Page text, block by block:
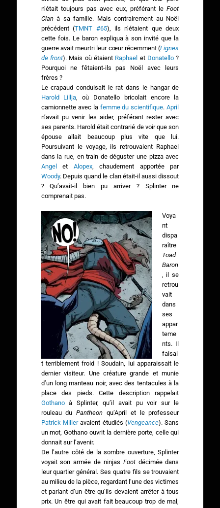
n’était toujours pas avec eux, préférant leFoot
Clanà sa famille. Mais contrairement au Noël
précédent (TMNT #65), ils n’étaient que deux
cette fois. Le baron expliqua à son invité que la
guerre avait meurtri leur cœur récemment (Lignes
de front). Mais où étaient Raphael et Donatello ?
Pourquoi ne fêtaient-ils pas Noël avec leurs
frères ?
Le crapaud conduisait le rat dans le hangar de
Harold Lillja, où Donatello bricolait encore la
camionnette avec la femme du scientifique.April
n’avait pu venir les aider, préférant rester avec
ses parents. Harold était contrarié de voir que son
épouse allait beaucoup plus vite que lui.
Poursuivant le voyage, ils retrouvaient Raphael
dans la rue, en train de déguster une pizza avec
Angel
et Alopex, chaudement apportée par
Woody. Depuis quand le clan était-il aussi dissout
? Qu’avait-il bien pu arriver ? Splinter ne
comprenait pas.
Voya
nt
dispa
raître
Toad
Baron
, il se
retrou
vait
dans
ses
appar
teme
nts. Il
faisai
t terriblement froid ! Soudain, lui apparaissait le
dernier visiteur. Une créature grande et munie
d’un long manteau noir, avec des tentacules à la
place des pieds. Cette description rappelait
Gothanoà Splinter, qu’il avait pu voir sur le
rouleau duPantheon qu’April et le professeur
Patrick Milleravaient étudiés (Vengeance). Sans
un mot, Gothano ouvrit la dernière porte, celle qui
donnait sur l’avenir.
De l’autre côté de la sombre ouverture, Splinter
voyait son armée de ninjas Foot décimée dans
leur quartier général. Ses quatre fils se trouvaient
au milieu de la pièce, regardant l’une des victimes
et parlant d’un être qu’ils devaient arrêter à tous
prix. Un être qui avait fait beaucoup trop de mal,